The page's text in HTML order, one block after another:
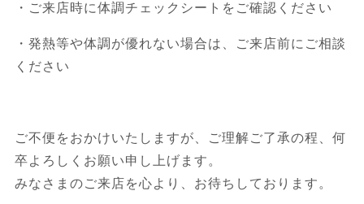
・ご来店時に体調チェックシートをご確認ください
・発熱等や体調が優れない場合は、ご来店前にご相談
ください
ご不便をおかけいたしますが、ご理解ご了承の程、何
卒よろしくお願い申し上げます。
みなさまのご来店を心より、お待ちしております。